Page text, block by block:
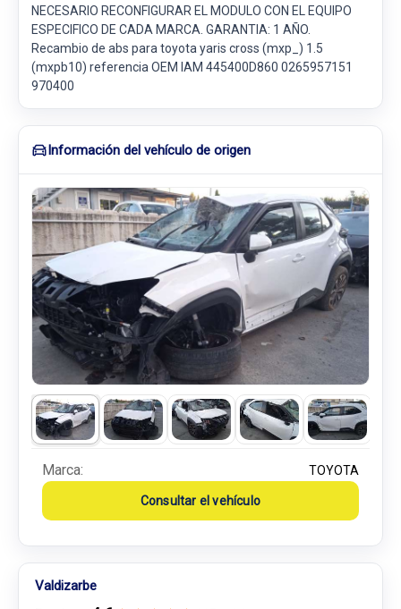
NECESARIO RECONFIGURAR EL MODULO CON EL EQUIPO
ESPECIFICO DE CADA MARCA. GARANTIA: 1 AÑO.
Recambio de abs para toyota yaris cross (mxp_) 1.5
(mxpb10) referencia OEM IAM 445400D860 0265957151
970400
Información del vehículo de origen
Marca: TOYOTA
Consultar el vehículo
Valdizarbe